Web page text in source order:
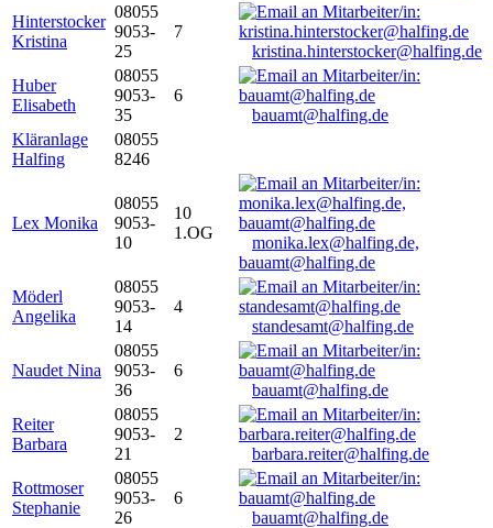
Hinterstocker
Kristina
08055
9053-
25
7
kristina.hinterstocker@halfing.de
Huber
Elisabeth
08055
9053-
35
6
bauamt@halfing.de
Kläranlage
Halfing
08055
8246
Lex Monika
08055
9053-
10
10
1.OG
monika.lex@halfing.de,
bauamt@halfing.de
Möderl
Angelika
08055
9053-
14
4
standesamt@halfing.de
Naudet Nina
08055
9053-
36
6
bauamt@halfing.de
Reiter
Barbara
08055
9053-
21
2
barbara.reiter@halfing.de
Rottmoser
Stephanie
08055
9053-
26
6
bauamt@halfing.de